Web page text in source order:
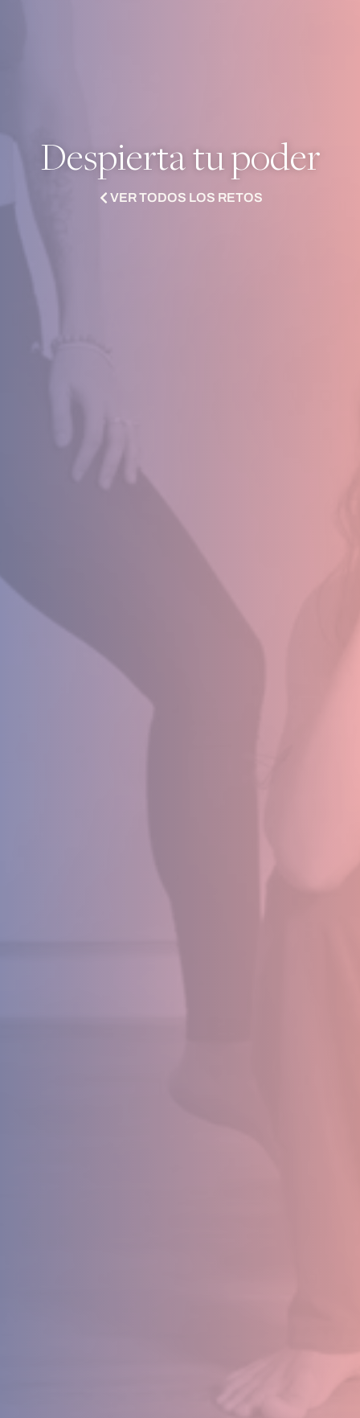
Despierta tu poder
VER TODOS LOS RETOS